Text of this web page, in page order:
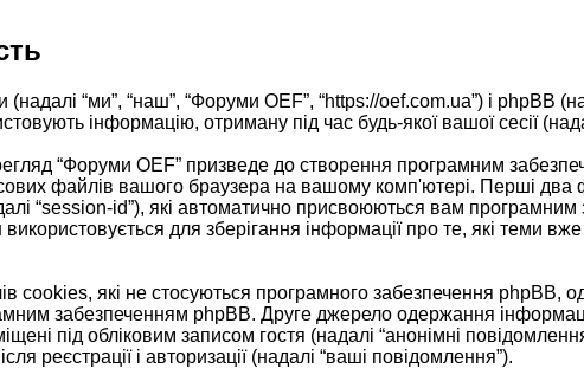
“ми”, “наш”, “Форуми OEF”, “https://oef.com.ua”) і phpBB
інформацію, отриману під час будь-якої вашої сесії
“Форуми OEF” призведе до створення програмним
файлів вашого браузера на вашому комп'ютері. Перші два
“session-id”), які автоматично присвоюються вам
для зберігання інформації про те, які теми
які не стосуються програмного забезпечення phpBB,
забезпеченням phpBB. Друге джерело одержання
під обліковим записом гостя (надалі “анонімні
реєстрації і авторизації (надалі “ваші повідомлення”).